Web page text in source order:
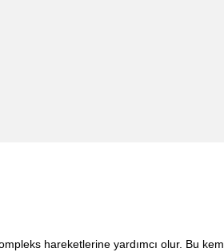
hareketlerine yardımcı olur. Bu